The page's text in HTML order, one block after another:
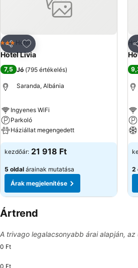
Megosztás
Hozzáadás a kedvencekhez
3 Kategória
Hotel
Hotel Livia
7,5 Jó (795 értékelés)
Saranda, Albánia
Ingyenes WiFi
Parkoló
Háziállat megengedett
kezdőár: 21 918 Ft
5 oldal árainak mutatása
Árak megjelenítése
2
Ártrend
A trivago legalacsonyabb árai alapján,
0 Ft
0 Ft